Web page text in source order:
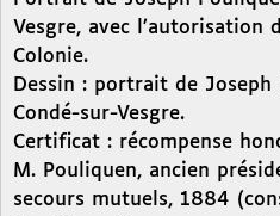
Vesgre, avec l’autorisation
Colonie.
Dessin : portrait de Joseph
Condé-sur-Vesgre.
Certificat : récompense
M. Pouliquen, ancien
secours mutuels, 1884